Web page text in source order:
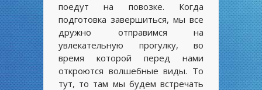
поедут на повозке. Когда
подготовка завершиться, мы все
дружно отправимся на
увлекательную прогулку, во
время которой перед нами
откроются волшебные виды. То
тут, то там мы будем встречать